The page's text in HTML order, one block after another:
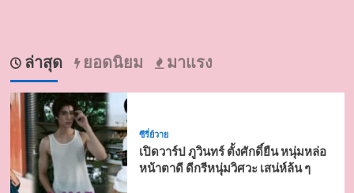
ล่าสุด ยอดนิยม มาแรง
ซีรี่ย์วาย
เปิดวาร์ป ภูวินทร์ ตั้งศักดิ์ยืน หนุ่มหล่อ
หน้าตาดี ดีกรีหนุ่มวิศวะ เสน่ห์ล้น ๆ